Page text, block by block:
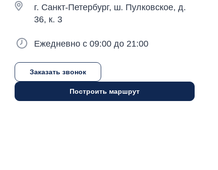
г. Санкт-Петербург, ш. Пулковское, д.
36, к. 3
Ежедневно с 09:00 до 21:00
Заказать звонок
Построить маршрут